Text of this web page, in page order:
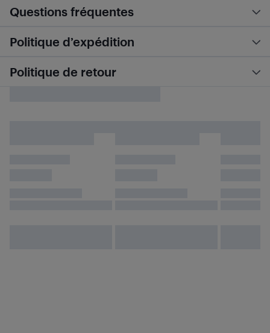
Questions fréquentes
Politique d’expédition
Politique de retour